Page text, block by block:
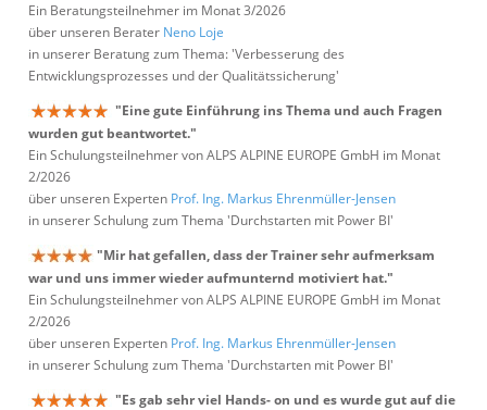
Ein Beratungsteilnehmer im Monat 3/2026
über unseren Berater Neno Loje
in unserer Beratung zum Thema: 'Verbesserung des
Entwicklungsprozesses und der Qualitätssicherung'
"Eine gute Einführung ins Thema und auch Fragen
wurden gut beantwortet."
Ein Schulungsteilnehmer von ALPS ALPINE EUROPE GmbH im Monat
2/2026
über unseren Experten Prof. Ing. Markus Ehrenmüller-Jensen
in unserer Schulung zum Thema 'Durchstarten mit Power BI'
"Mir hat gefallen, dass der Trainer sehr aufmerksam
war und uns immer wieder aufmunternd motiviert hat."
Ein Schulungsteilnehmer von ALPS ALPINE EUROPE GmbH im Monat
2/2026
über unseren Experten Prof. Ing. Markus Ehrenmüller-Jensen
in unserer Schulung zum Thema 'Durchstarten mit Power BI'
"Es gab sehr viel Hands- on und es wurde gut auf die